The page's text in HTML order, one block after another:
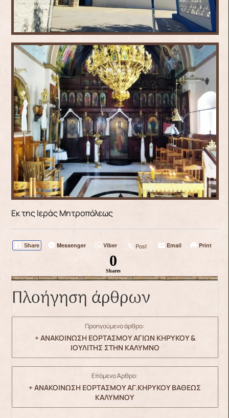
Εκ της Ιεράς Μητροπόλεως
Share Messenger Viber Post Email Print
0
Shares
Πλοήγηση άρθρων
Προηγούμενο άρθρο:
+ ΑΝΑΚΟΙΝΩΣΗ ΕΟΡΤΑΣΜΟΥ ΑΓΙΩΝ ΚΗΡΥΚΟΥ &
ΙΟΥΛΙΤΗΣ ΣΤΗΝ ΚΑΛΥΜΝΟ
Επόμενο Άρθρο:
+ ΑΝΑΚΟΙΝΩΣΗ ΕΟΡΤΑΣΜΟΥ ΑΓ.ΚΗΡΥΚΟΥ ΒΑΘΕΩΣ
ΚΑΛΥΜΝΟΥ